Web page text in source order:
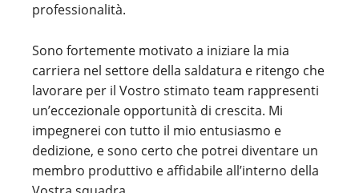
professionalità.
Sono fortemente motivato a iniziare la mia
carriera nel settore della saldatura e ritengo che
lavorare per il Vostro stimato team rappresenti
un’eccezionale opportunità di crescita. Mi
impegnerei con tutto il mio entusiasmo e
dedizione, e sono certo che potrei diventare un
membro produttivo e affidabile all’interno della